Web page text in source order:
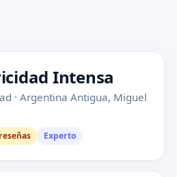
Intensa
· Argentina Antigua, Miguel
Experto